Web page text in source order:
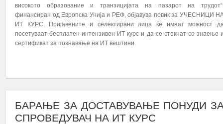
високото образование и транзицијата на пазарот на
финансиран од Европска Унија и РЕФ, објавува повик за УЧЕСНИЦИ
ИТ КУРС. Пријавените и селектирани лица ќе имаат можност
посетуваат бесплатен интензивен ИТ курс и да се стекнат со знаење
сертификат за познавање на ИТ вештини.
БАРАЊЕ ЗА ДОСТАВУВАЊЕ ПОНУДИ
СПРОВЕДУВАЧ НА ИТ КУРС